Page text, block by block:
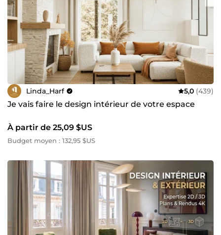
Linda_Harf 5,0 (439)
Je vais faire le design intérieur de votre espace
À partir de 25,09 $US
Budget moyen : 132,95 $US